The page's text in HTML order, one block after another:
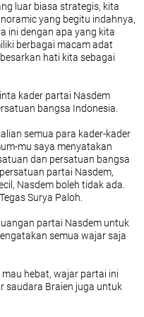
luar biasa strategis, kita
yang begitu indahnya,
ini dengan apa yang kita
berbagai macam adat
hati kita sebagai
kader partai Nasdem
bangsa Indonesia.
semua para kader-kader
mu saya menyatakan
dan persatuan bangsa
partai Nasdem,
Nasdem boleh tidak ada.
Surya Paloh.
partai Nasdem untuk
semua wajar saja
hebat, wajar partai ini
saudara Braien juga untuk